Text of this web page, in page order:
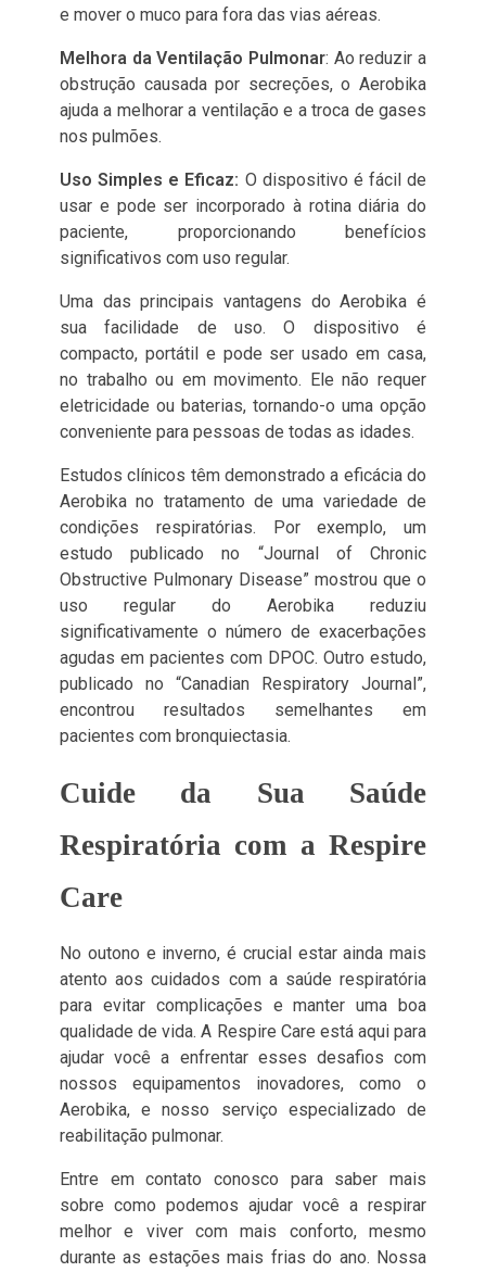
e mover o muco para fora das vias aéreas.
Melhora da Ventilação Pulmonar: Ao reduzir a
obstrução causada por secreções, o Aerobika
ajuda a melhorar a ventilação e a troca de gases
nos pulmões.
Uso Simples e Eficaz: O dispositivo é fácil de
usar e pode ser incorporado à rotina diária do
paciente, proporcionando benefícios
significativos com uso regular.
Uma das principais vantagens do Aerobika é
sua facilidade de uso. O dispositivo é
compacto, portátil e pode ser usado em casa,
no trabalho ou em movimento. Ele não requer
eletricidade ou baterias, tornando-o uma opção
conveniente para pessoas de todas as idades.
Estudos clínicos têm demonstrado a eficácia do
Aerobika no tratamento de uma variedade de
condições respiratórias. Por exemplo, um
estudo publicado no “Journal of Chronic
Obstructive Pulmonary Disease” mostrou que o
uso regular do Aerobika reduziu
significativamente o número de exacerbações
agudas em pacientes com DPOC. Outro estudo,
publicado no “Canadian Respiratory Journal”,
encontrou resultados semelhantes em
pacientes com bronquiectasia.
Cuide da Sua Saúde
Respiratória com a Respire
Care
No outono e inverno, é crucial estar ainda mais
atento aos cuidados com a saúde respiratória
para evitar complicações e manter uma boa
qualidade de vida. A Respire Care está aqui para
ajudar você a enfrentar esses desafios com
nossos equipamentos inovadores, como o
Aerobika, e nosso serviço especializado de
reabilitação pulmonar.
Entre em contato conosco para saber mais
sobre como podemos ajudar você a respirar
melhor e viver com mais conforto, mesmo
durante as estações mais frias do ano. Nossa